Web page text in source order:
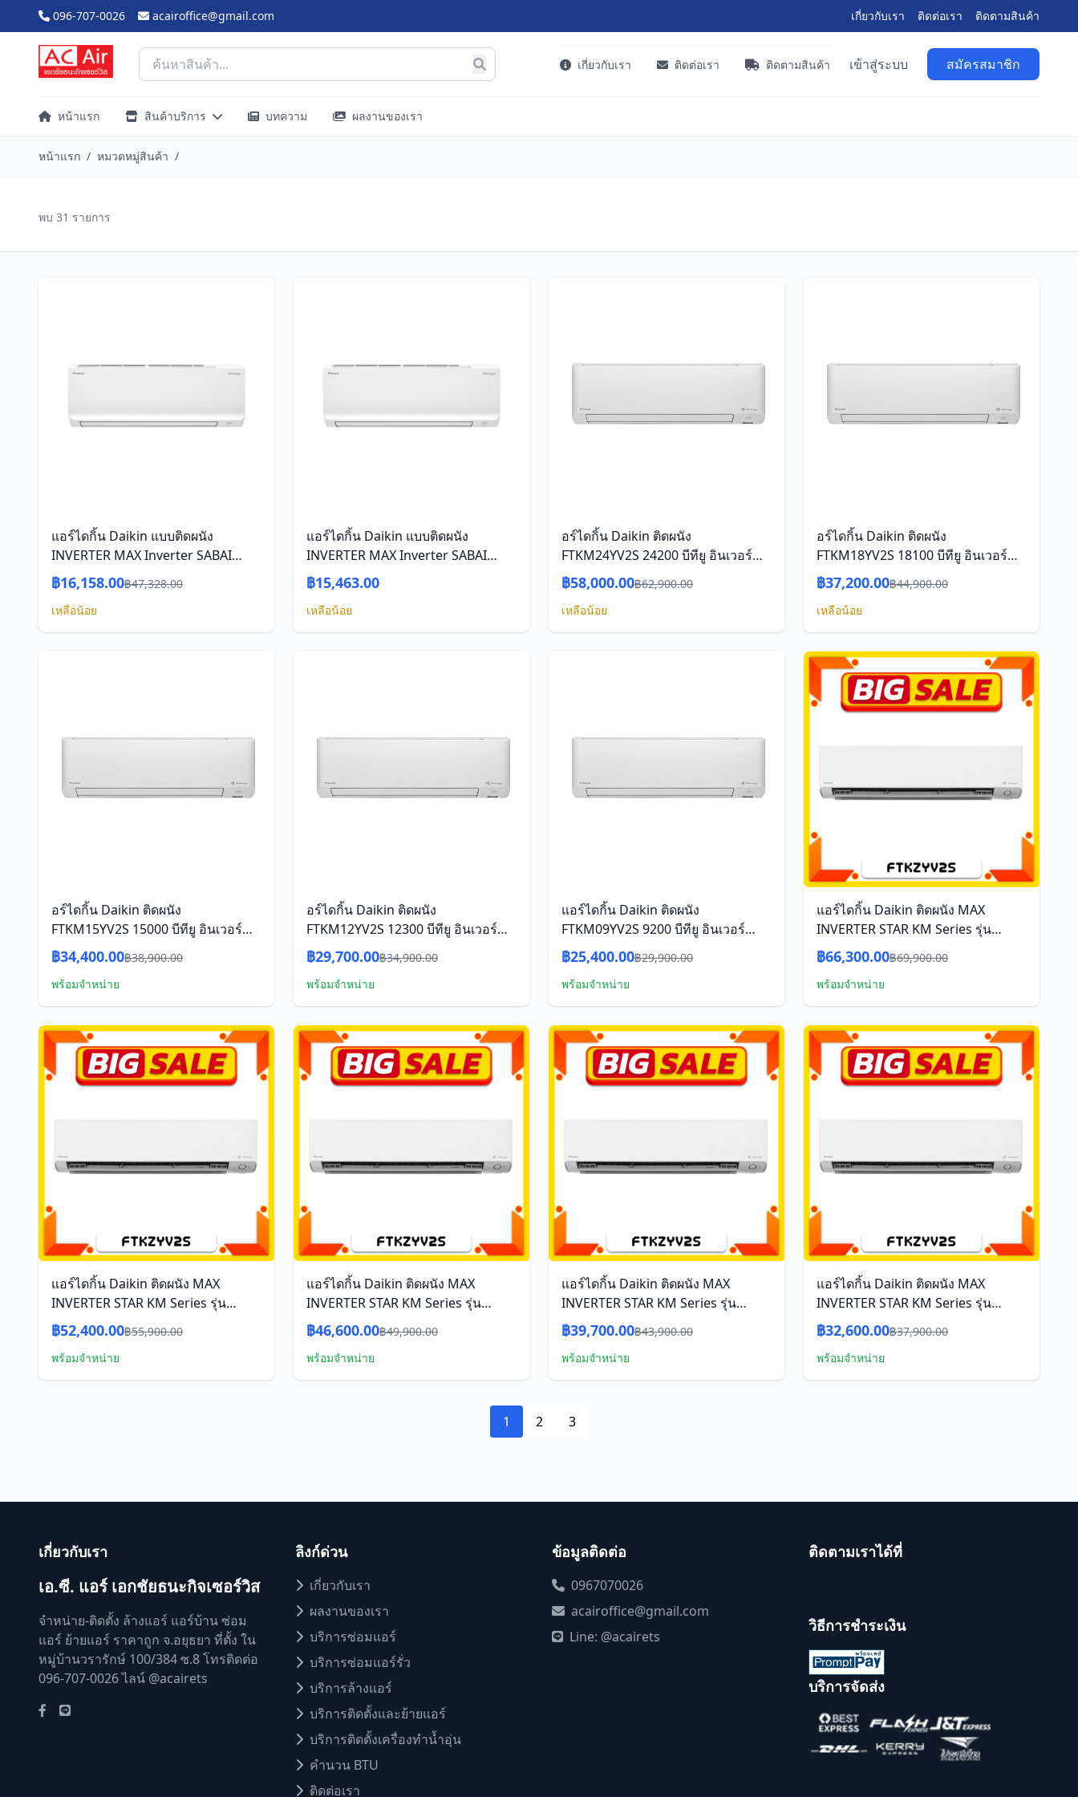
096-707-0026 acairoffice@gmail.com เกี่ยวกับเรา ติดต่อเรา ติดตามสินค้า
เกี่ยวกับเรา ติดต่อเรา ติดตามสินค้า เข้าสู่ระบบ สมัครสมาชิก
หน้าแรก สินค้าบริการ บทความ ผลงานของเรา
หน้าแรก / หมวดหมู่สินค้า /
พบ 31 รายการ
แอร์ไดกิ้น Daikin แบบติดผนัง
INVERTER MAX Inverter SABAI
FTKB-ZV SERIES รุ่น
FTKB12ZV2S/RKB12ZV2S ขนาด
12,300 (3,100-13,000) BTU ระบบไฟ
220 V รีโมทไร้สาย พร้อมติดตั้ง
฿16,158.00฿47,328.00
เหลือน้อย
แอร์ไดกิ้น Daikin แบบติดผนัง
INVERTER MAX Inverter SABAI
FTKB-ZV SERIES รุ่น
FTKB09ZV2S/RKB09ZV2S ขนาด
9,200 (2,700-9,900) BTU ระบบไฟ
220 V รีโมทไร้สาย พร้อมติดตั้ง
฿15,463.00
เหลือน้อย
อร์ไดกิ้น Daikin ติดผนัง
FTKM24YV2S 24200 บีทียู อินเวอร์
เตอร์
฿58,000.00฿62,900.00
เหลือน้อย
อร์ไดกิ้น Daikin ติดผนัง
FTKM18YV2S 18100 บีทียู อินเวอร์
เตอร์
฿37,200.00฿44,900.00
เหลือน้อย
อร์ไดกิ้น Daikin ติดผนัง
FTKM15YV2S 15000 บีทียู อินเวอร์
เตอร์
฿34,400.00฿38,900.00
พร้อมจำหน่าย
อร์ไดกิ้น Daikin ติดผนัง
FTKM12YV2S 12300 บีทียู อินเวอร์
เตอร์
฿29,700.00฿34,900.00
พร้อมจำหน่าย
แอร์ไดกิ้น Daikin ติดผนัง
FTKM09YV2S 9200 บีทียู อินเวอร์
เตอร์
฿25,400.00฿29,900.00
พร้อมจำหน่าย
แอร์ไดกิ้น Daikin ติดผนัง MAX
INVERTER STAR KM Series รุ่น
FTKZ24YV2S ขนาด 24200 บีทียู อิน
เวอร์เตอร์
฿66,300.00฿69,900.00
พร้อมจำหน่าย
แอร์ไดกิ้น Daikin ติดผนัง MAX
INVERTER STAR KM Series รุ่น
FTKZ18YV2S ขนาด 18,100 บีทียู อิน
เวอร์เตอร์
฿52,400.00฿55,900.00
พร้อมจำหน่าย
แอร์ไดกิ้น Daikin ติดผนัง MAX
INVERTER STAR KM Series รุ่น
FTKZ15YV2S ขนาด 15,000 บีทียู อิน
เวอร์เตอร์
฿46,600.00฿49,900.00
พร้อมจำหน่าย
แอร์ไดกิ้น Daikin ติดผนัง MAX
INVERTER STAR KM Series รุ่น
FTKZ12YV2S 12,300 บีทียู อินเวอร์
เตอร์
฿39,700.00฿43,900.00
พร้อมจำหน่าย
แอร์ไดกิ้น Daikin ติดผนัง MAX
INVERTER STAR KM Series รุ่น
FTKZ09YV2S ขนาด 9,000 บีทียู อิน
เวอร์เตอร์
฿32,600.00฿37,900.00
พร้อมจำหน่าย
1 2 3
เกี่ยวกับเรา
เอ.ซี. แอร์ เอกชัยธนะกิจเซอร์วิส
จำหน่าย-ติดตั้ง ล้างแอร์ แอร์บ้าน ซ่อม
แอร์ ย้ายแอร์ ราคาถูก จ.อยุธยา ที่ตั้ง ใน
หมู่บ้านวรารักษ์ 100/384 ซ.8 โทรติดต่อ
096-707-0026 ไลน์ @acairets
ลิงก์ด่วน
เกี่ยวกับเรา
ผลงานของเรา
บริการซ่อมแอร์
บริการซ่อมแอร์รั่ว
บริการล้างแอร์
บริการติดตั้งและย้ายแอร์
บริการติดตั้งเครื่องทำน้ำอุ่น
คำนวน BTU
ติดต่อเรา
ข้อมูลติดต่อ
0967070026
acairoffice@gmail.com
Line: @acairets
ติดตามเราได้ที่
วิธีการชำระเงิน
บริการจัดส่ง